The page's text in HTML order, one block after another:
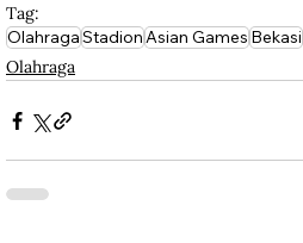
Tag:
OlahragaStadionAsian Games Bekasi
Olahraga